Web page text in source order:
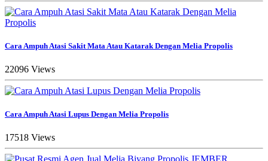
Cara Ampuh Atasi Sakit Mata Atau Katarak Dengan Melia Propolis
22096 Views
Cara Ampuh Atasi Lupus Dengan Melia Propolis
17518 Views